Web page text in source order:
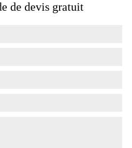
de devis gratuit